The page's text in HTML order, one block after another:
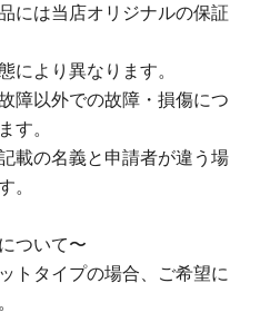
には当店オリジナルの保証
により異なります。
障以外での故障・損傷につ
す。
載の名義と申請者が違う場
。
ついて〜
トタイプの場合、ご希望に